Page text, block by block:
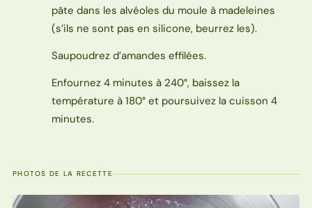
pâte dans les alvéoles du moule à madeleines
(s’ils ne sont pas en silicone, beurrez les).
Saupoudrez d’amandes effilées.
Enfournez 4 minutes à 240°, baissez la
température à 180° et poursuivez la cuisson 4
minutes.
PHOTOS DE LA RECETTE